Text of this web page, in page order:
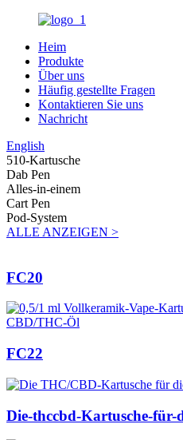
Heim
Produkte
Über uns
Häufig gestellte Fragen
Kontaktieren Sie uns
Nachricht
English
510-Kartusche
Dab Pen
Alles-in-einem
Cart Pen
Pod-System
ALLE ANZEIGEN >
FC20
FC22
Die-thccbd-Kartusche-für-